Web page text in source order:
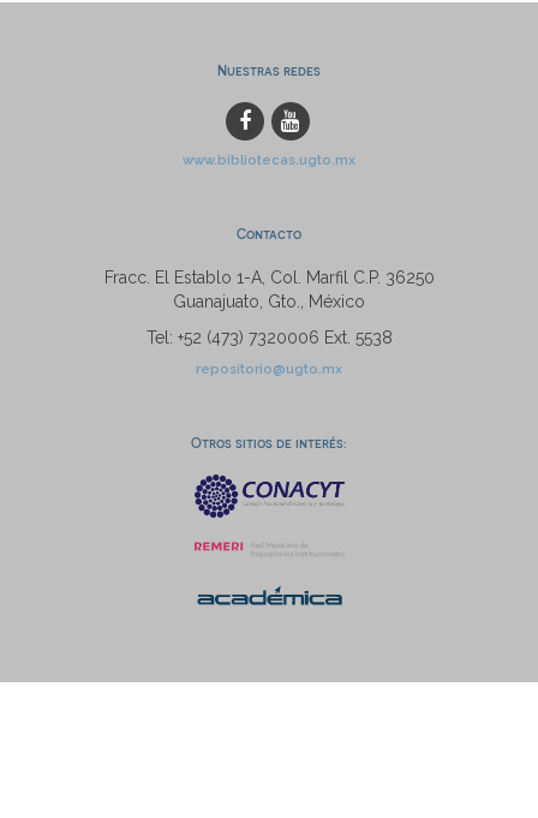
Nuestras redes
www.bibliotecas.ugto.mx
Contacto
Fracc. El Establo 1-A, Col. Marfil C.P. 36250
Guanajuato, Gto., México
Tel: +52 (473) 7320006 Ext. 5538
repositorio@ugto.mx
Otros sitios de interés: